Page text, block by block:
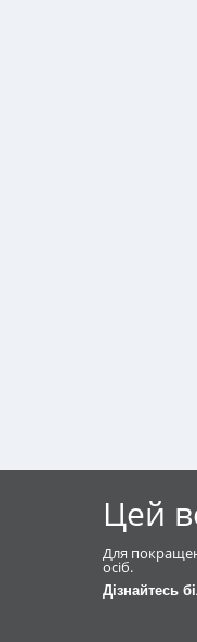
Цей
Для
осіб.
Дізнайтесь